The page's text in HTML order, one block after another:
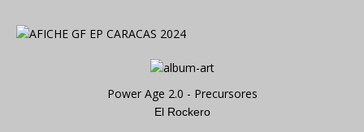
Power Age 2.0 - Precursores
El Rockero